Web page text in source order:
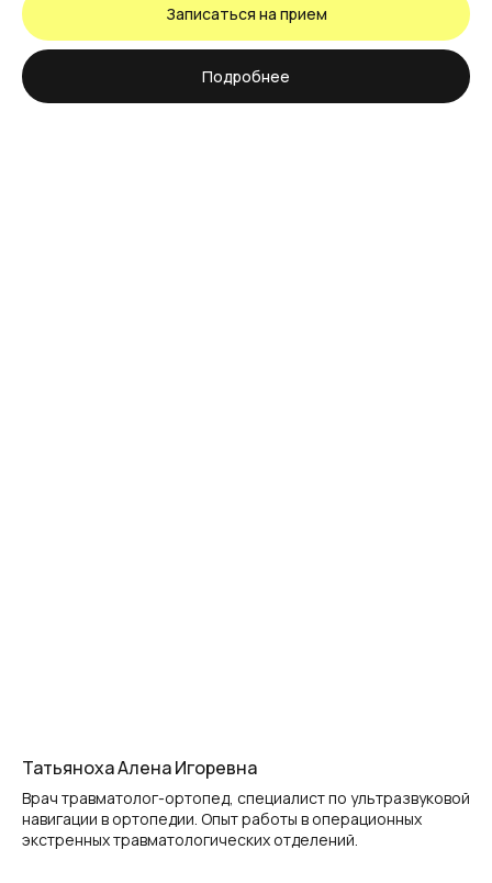
Записаться на прием
Подробнее
Татьяноха Алена Игоревна
Врач травматолог-ортопед, специалист по ультразвуковой
навигации в ортопедии. Опыт работы в операционных
экстренных травматологических отделений.